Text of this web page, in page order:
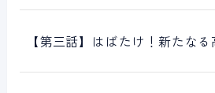
【第三話】はばたけ！新たな